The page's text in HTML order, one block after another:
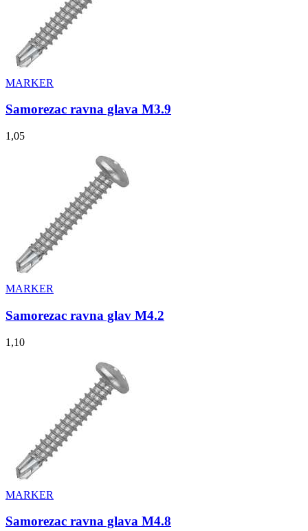
MARKER
Samorezac ravna glava M3.9
1,05
MARKER
Samorezac ravna glav M4.2
1,10
MARKER
Samorezac ravna glava M4.8